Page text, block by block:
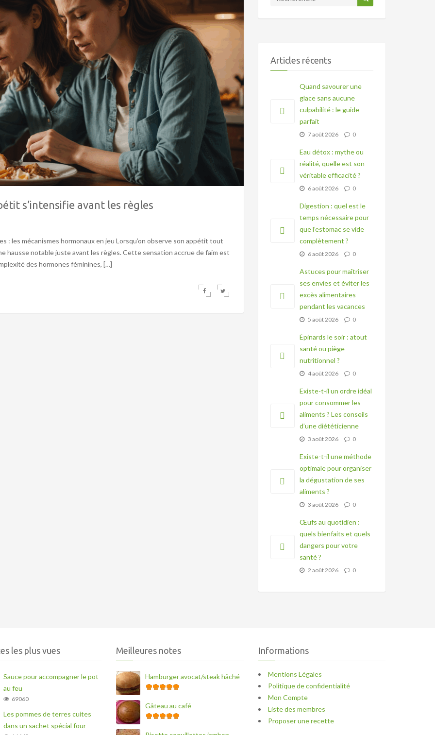
s’intensifie avant les règles
: les mécanismes hormonaux en jeu Lorsqu’on observe son appétit tout
hausse notable juste avant les règles. Cette sensation accrue de faim est
des hormones féminines, […]
Articles récents
Quand savourer une
glace sans aucune
culpabilité : le guide
parfait
7 août 2026 0
Eau détox : mythe ou
réalité, quelle est son
véritable efficacité ?
6 août 2026 0
Digestion : quel est le
temps nécessaire pour
que l’estomac se vide
complètement ?
6 août 2026 0
Astuces pour maîtriser
ses envies et éviter les
excès alimentaires
pendant les vacances
5 août 2026 0
Épinards le soir : atout
santé ou piège
nutritionnel ?
4 août 2026 0
Existe-t-il un ordre idéal
pour consommer les
aliments ? Les conseils
d’une diététicienne
3 août 2026 0
Existe-t-il une méthode
optimale pour organiser
la dégustation de ses
aliments ?
3 août 2026 0
Œufs au quotidien :
quels bienfaits et quels
dangers pour votre
santé ?
2 août 2026 0
les plus vues
Sauce pour accompagner le pot
au feu
69060
Les pommes de terres cuites
dans un sachet spécial four
Meilleures notes
Hamburger avocat/steak hâché
Gâteau au café
Informations
Mentions Légales
Politique de confidentialité
Mon Compte
Liste des membres
Proposer une recette